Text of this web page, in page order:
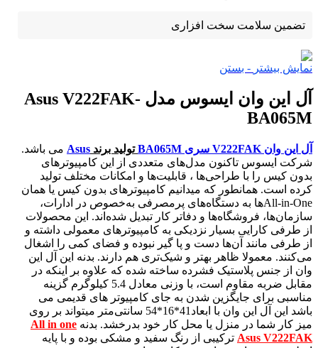
تضمین سلامت سخت افزاری
نمایش بیشتر - بستن
آل این وان ایسوس مدل Asus V222FAK-
BA065M
آل این وان V222FAK سری BA065M تولید برند Asus می باشد.
شرکت ایسوس تاکنون مدل‌های متعددی از این کامپیوترهای
بدون کیس را با طراحی‌ها ، قابلیت‌ها و امکانات مختلف تولید
کرده است. همانطور که میدانیم کامپیوترهای بدون کیس یا همان
All-in-Oneها به دستگاه‌های پرمصرفی به‌خصوص در ادارات،
سازمان‌ها، فروشگاه‌ها و دفاتر کار تبدیل شده‌اند. این محصولات
از طرفی کارایی بسیار نزدیکی به کامپیوترهای معمولی داشته و
از طرفی مانند آن‌ها دست و پا گیر نبوده و فضای کمی را اشغال
می‌کنند. معمولا ظاهر بهتر و شیک‌تری هم دارند. بدنه این آل این
وان از جنس پلاستیک فشرده ساخته شده که علاوه بر اینکه در
مقابل ضربه مقاوم است، با وزنی معادل 5.4 کیلوگرم گزینه
مناسبی برای جایگزین شدن به جای کامپیوتر های قدیمی می
باشد این آل این وان با ابعاد41*16*54 سانتی‌متر میتواند بر روی
میز کار شما در منزل یا محل کار خود بدرخشد. بدنه All in one
Asus V222FAK ترکیبی از رنگ سفید و مشکی بوده و با پایه